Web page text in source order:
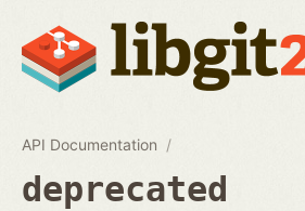
API Documentation
deprecated